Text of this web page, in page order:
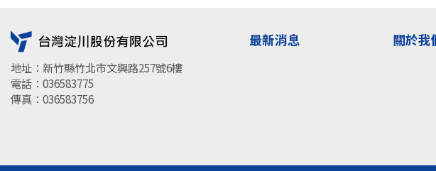
地址：新竹縣竹北市文興路257號6樓
電話：036583775
傳真：036583756
最新消息 關於我